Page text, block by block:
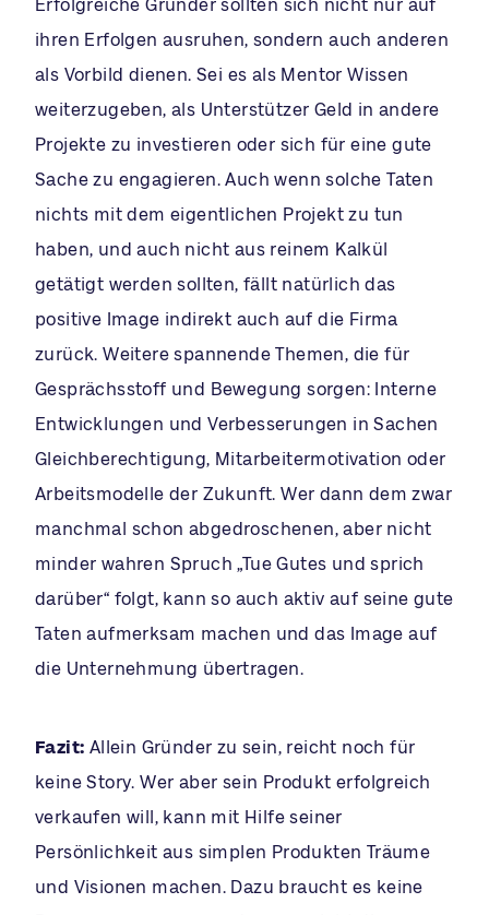
Erfolgreiche Gründer sollten sich nicht nur auf
ihren Erfolgen ausruhen, sondern auch anderen
als Vorbild dienen. Sei es als Mentor Wissen
weiterzugeben, als Unterstützer Geld in andere
Projekte zu investieren oder sich für eine gute
Sache zu engagieren. Auch wenn solche Taten
nichts mit dem eigentlichen Projekt zu tun
haben, und auch nicht aus reinem Kalkül
getätigt werden sollten, fällt natürlich das
positive Image indirekt auch auf die Firma
zurück. Weitere spannende Themen, die für
Gesprächsstoff und Bewegung sorgen: Interne
Entwicklungen und Verbesserungen in Sachen
Gleichberechtigung, Mitarbeitermotivation oder
Arbeitsmodelle der Zukunft. Wer dann dem zwar
manchmal schon abgedroschenen, aber nicht
minder wahren Spruch „Tue Gutes und sprich
darüber“ folgt, kann so auch aktiv auf seine gute
Taten aufmerksam machen und das Image auf
die Unternehmung übertragen.
Fazit: Allein Gründer zu sein, reicht noch für
keine Story. Wer aber sein Produkt erfolgreich
verkaufen will, kann mit Hilfe seiner
Persönlichkeit aus simplen Produkten Träume
und Visionen machen. Dazu braucht es keine